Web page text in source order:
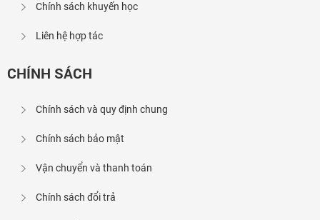
Chính sách khuyến học
Liên hệ hợp tác
CHÍNH SÁCH
Chính sách và quy định chung
Chính sách bảo mật
Vận chuyển và thanh toán
Chính sách đổi trả